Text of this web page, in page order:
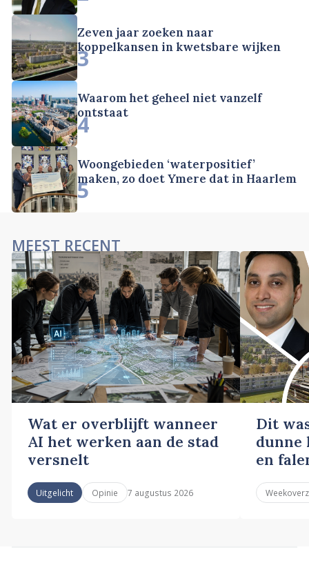
Zeven jaar zoeken naar
koppelkansen in kwetsbare wijken
3
Waarom het geheel niet vanzelf
ontstaat
4
Woongebieden ‘waterpositief’
maken, zo doet Ymere dat in Haarlem
5
MEEST RECENT
Wat er overblijft wanneer
AI het werken aan de stad
versnelt
Uitgelicht Opinie 7 augustus 2026
Dit
dunne
en